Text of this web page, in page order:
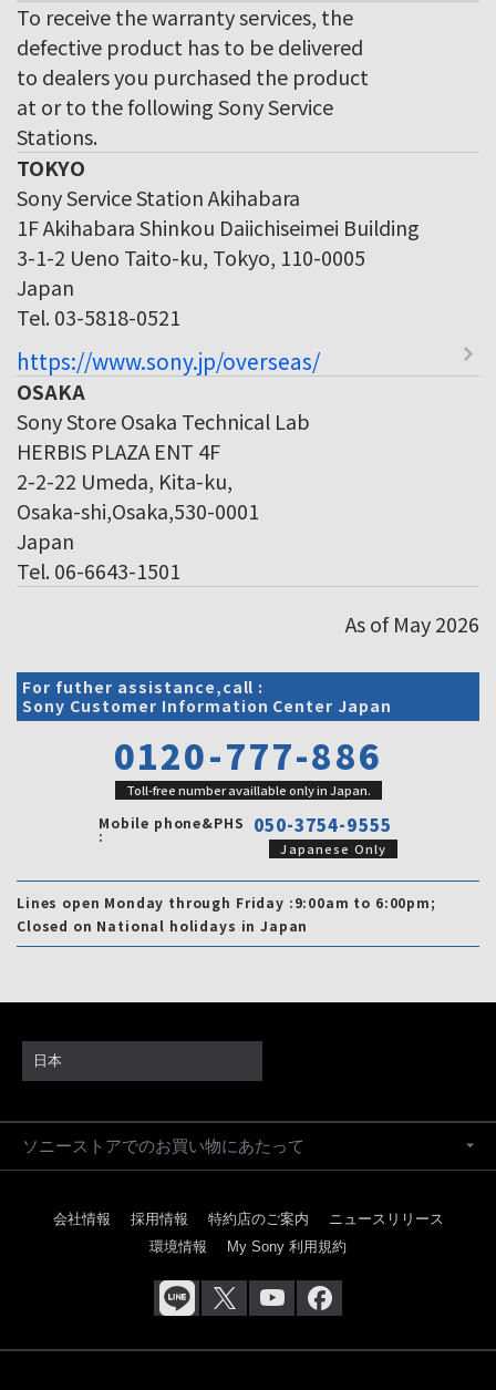
To receive the warranty services, the
defective product has to be delivered
to dealers you purchased the product
at or to the following Sony Service
Stations.
TOKYO
Sony Service Station Akihabara
1F Akihabara Shinkou Daiichiseimei Building
3-1-2 Ueno Taito-ku, Tokyo, 110-0005
Japan
Tel. 03-5818-0521
https://www.sony.jp/overseas/
OSAKA
Sony Store Osaka Technical Lab
HERBIS PLAZA ENT 4F
2-2-22 Umeda, Kita-ku,
Osaka-shi,Osaka,530-0001
Japan
Tel. 06-6643-1501
As of May 2026
For futher assistance,call :
Sony Customer Information Center Japan
0120-777-886
Toll-free number availlable only in Japan.
Mobile phone&PHS
: 050-3754-9555
Japanese Only
Lines open Monday through Friday :9:00am to 6:00pm;
Closed on National holidays in Japan
日本
ソニーストアでのお買い物にあたって
会社情報 採用情報 特約店のご案内
ニュースリリース
環境情報
My Sony 利用規約